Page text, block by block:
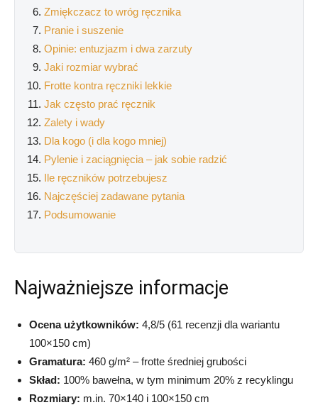
Zmiękczacz to wróg ręcznika
Pranie i suszenie
Opinie: entuzjazm i dwa zarzuty
Jaki rozmiar wybrać
Frotte kontra ręczniki lekkie
Jak często prać ręcznik
Zalety i wady
Dla kogo (i dla kogo mniej)
Pylenie i zaciągnięcia – jak sobie radzić
Ile ręczników potrzebujesz
Najczęściej zadawane pytania
Podsumowanie
Najważniejsze informacje
Ocena użytkowników: 4,8/5 (61 recenzji dla wariantu
100×150 cm)
Gramatura: 460 g/m² – frotte średniej grubości
Skład: 100% bawełna, w tym minimum 20% z recyklingu
Rozmiary: m.in. 70×140 i 100×150 cm